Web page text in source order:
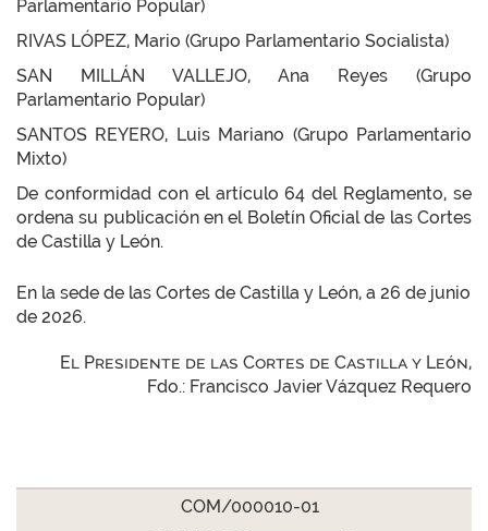
Parlamentario Popular)
RIVAS LÓPEZ, Mario (Grupo Parlamentario Socialista)
SAN MILLÁN VALLEJO, Ana Reyes (Grupo
Parlamentario Popular)
SANTOS REYERO, Luis Mariano (Grupo Parlamentario
Mixto)
De conformidad con el artículo 64 del Reglamento, se
ordena su publicación en el Boletín Oficial de las Cortes
de Castilla y León.
En la sede de las Cortes de Castilla y León, a 26 de junio
de 2026.
El Presidente de las Cortes de Castilla y León,
Fdo.: Francisco Javier Vázquez Requero
COM/000010-01